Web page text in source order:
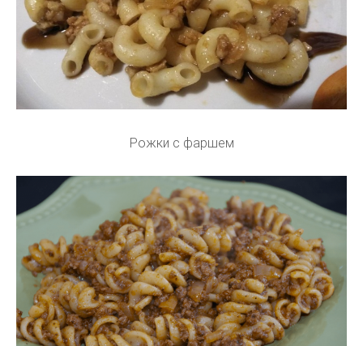
Рожки с фаршем